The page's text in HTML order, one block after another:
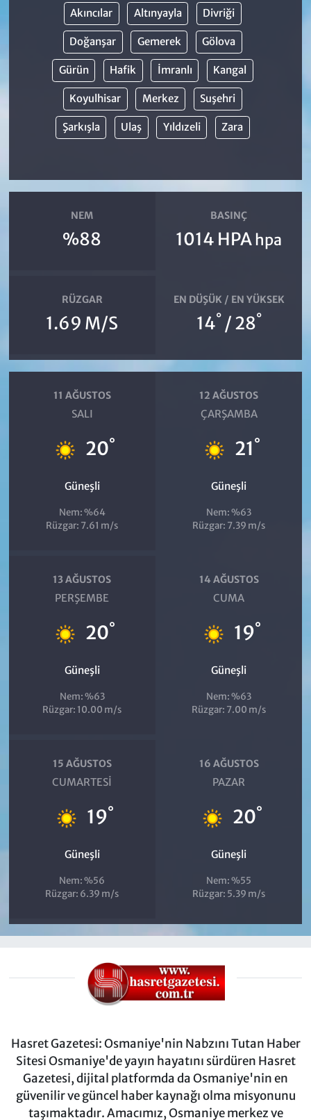
Akıncılar Altınyayla Divriği
Doğanşar Gemerek Gölova
Gürün Hafik İmranlı Kangal
Koyulhisar Merkez Suşehri
Şarkışla Ulaş Yıldızeli Zara
NEM
%88
BASINÇ
1014 HPA hpa
RÜZGAR
1.69 M/S
EN DÜŞÜK / EN YÜKSEK
14° / 28°
11 AĞUSTOS
SALI
20°
Güneşli
Nem: %64
Rüzgar: 7.61 m/s
12 AĞUSTOS
ÇARŞAMBA
21°
Güneşli
Nem: %63
Rüzgar: 7.39 m/s
13 AĞUSTOS
PERŞEMBE
20°
Güneşli
Nem: %63
Rüzgar: 10.00 m/s
14 AĞUSTOS
CUMA
19°
Güneşli
Nem: %63
Rüzgar: 7.00 m/s
15 AĞUSTOS
CUMARTESI
19°
Güneşli
Nem: %56
Rüzgar: 6.39 m/s
16 AĞUSTOS
PAZAR
20°
Güneşli
Nem: %55
Rüzgar: 5.39 m/s
Hasret Gazetesi: Osmaniye'nin Nabzını Tutan Haber
Sitesi Osmaniye'de yayın hayatını sürdüren Hasret
Gazetesi, dijital platformda da Osmaniye'nin en
güvenilir ve güncel haber kaynağı olma misyonunu
taşımaktadır. Amacımız, Osmaniye merkez ve